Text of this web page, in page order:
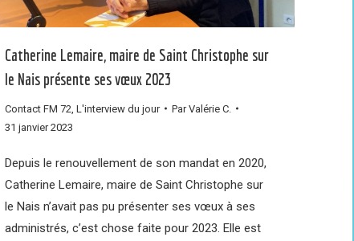
Catherine Lemaire, maire de Saint Christophe sur
le Nais présente ses vœux 2023
Contact FM 72 L'interview du jour ParValérie C.
31 janvier 2023
Depuis le renouvellement de son mandat en 2020,
Catherine Lemaire, maire de Saint Christophe sur
le Nais n’avait pas pu présenter ses vœux à ses
administrés, c’est chose faite pour 2023. Elle est